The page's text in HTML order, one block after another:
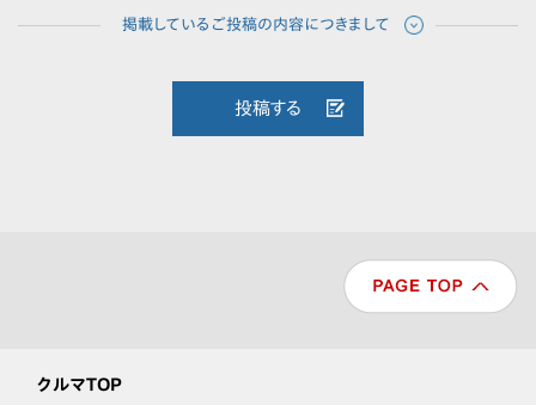
投稿する
クルマTOP